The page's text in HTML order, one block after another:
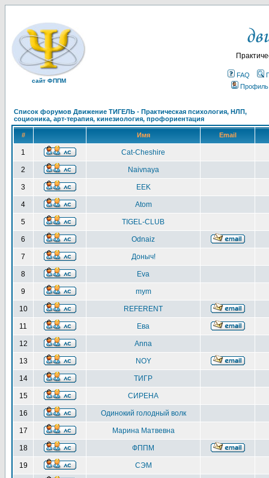
сайт ФППМ
FAQ
Профиль
Список форумов Движение ТИГЕЛЬ - Практическая психология, НЛП,
соционика, арт-терапия, кинезиология, профориентация
# Имя Email
1 Cat-Cheshire
2 Naivnaya
3 EEK
4 Atom
5 TIGEL-CLUB
6 Odnaiz
7 Доныч!
8 Eva
9 mym
10 REFERENT
11 Ева
12 Anna
13 NOY
14 ТИГР
15 СИРЕНА
16 Одинокий голодный волк
17 Марина Матвевна
18 ФППМ
19 СЭМ